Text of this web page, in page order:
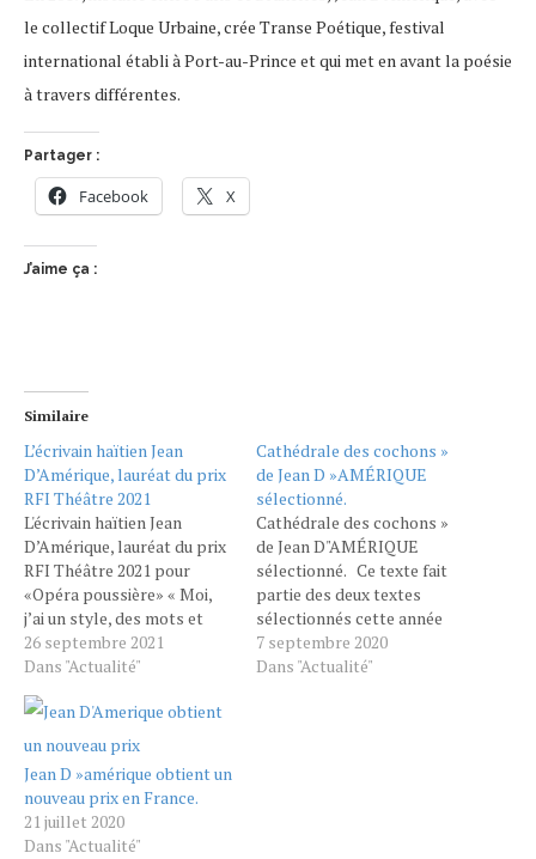
le collectif Loque Urbaine, crée Transe Poétique, festival
international établi à Port-au-Prince et qui met en avant la poésie
à travers différentes.
Partager :
Facebook X
J’aime ça :
Similaire
L’écrivain haïtien Jean
D’Amérique, lauréat du prix
RFI Théâtre 2021
L'écrivain haïtien Jean
D’Amérique, lauréat du prix
RFI Théâtre 2021 pour
«Opéra poussière» « Moi,
j’ai un style, des mots et
j’essaie de raconter mon
époque, parce que c’est
maintenant ou jamais. » À 26
ans, l’écrivain haïtien Jean
D’Amérique reçoit ce
dimanche 26 septembre le
prix RFI Théâtre 2021…
26 septembre 2021
Dans "Actualité"
Cathédrale des cochons »
de Jean D »AMÉRIQUE
sélectionné.
Cathédrale des cochons »
de Jean D"AMÉRIQUE
sélectionné. Ce texte fait
partie des deux textes
sélectionnés cette année
par le comité de lecture du
Conservatoire de Lyon.
7 septembre 2020
Dans "Actualité"
Jean D »amérique obtient un
nouveau prix en France.
21 juillet 2020
Dans "Actualité"